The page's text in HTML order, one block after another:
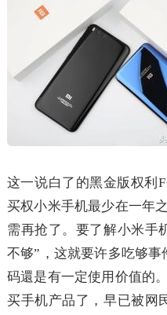
这一说白了的黑金版权利
买权小米手机最少在一年
需再抢了。要了解小米手
不够”，这就要许多吃够
码還是有一定使用价值的
买手机产品了，早已被网